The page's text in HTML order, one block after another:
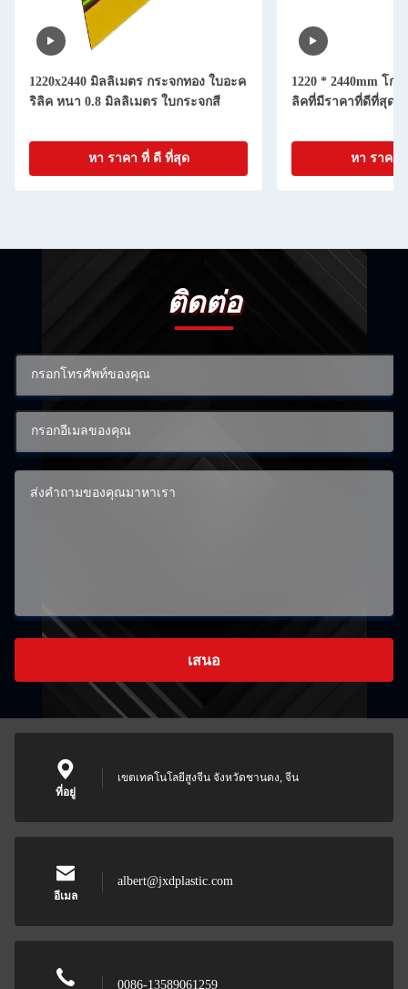
1220x2440 มิลลิเมตร กระจกทอง ใบอะค
ริลิค หนา 0.8 มิลลิเมตร ใบกระจกสี
หา ราคา ที่ ดี ที่สุด
1220 * 2440mm โก
ลิคที่มีราคาที่ดีที่สุด
หา ราคา
ติดต่อ
เสนอ
ที่อยู่
เขตเทคโนโลยีสูงจีน จังหวัดชานดง, จีน
อีเมล
albert@jxdplastic.com
0086-13589061259